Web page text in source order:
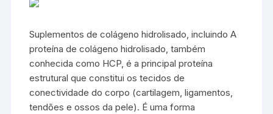
Suplementos de colágeno hidrolisado, incluindo A
proteína de colágeno hidrolisado, também
conhecida como HCP, é a principal proteína
estrutural que constitui os tecidos de
conectividade do corpo (cartilagem, ligamentos,
tendões e ossos da pele). É uma forma